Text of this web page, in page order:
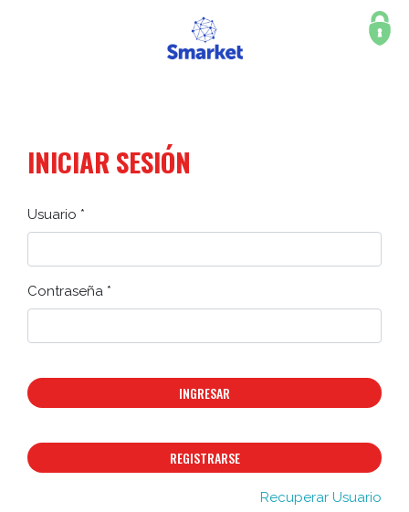
INICIAR SESIÓN
Usuario *
Contraseña *
INGRESAR
REGISTRARSE
Recuperar Usuario